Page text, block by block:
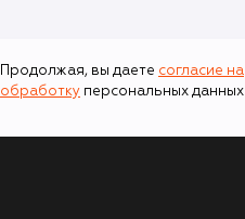
Продолжая, вы даете согласие на
обработку персональных данных